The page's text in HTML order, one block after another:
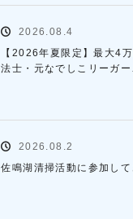
2026.08.4
【2026年夏限定】最大4
法士・元なでしこリーガ
2026.08.2
佐鳴湖清掃活動に参加して